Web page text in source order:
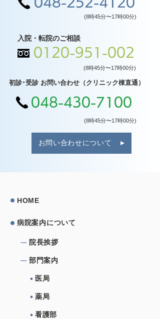
(8時45分〜17時00分)
入院・転院のご相談
0120-951-002
(8時45分〜17時00分)
初診･受診 お問い合わせ（クリニック棟直通）
048-430-7100
(8時45分〜17時00分)
お問い合わせについて
HOME
病院案内について
院⻑挨拶
部⾨案内
医局
薬局
看護部